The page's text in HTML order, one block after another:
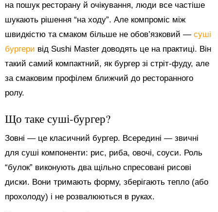
на пошук ресторану й очікування, люди все частіше
шукають рішення “на ходу”. Але компроміс між
швидкістю та смаком більше не обов’язковий — суші
бургери від Sushi Master доводять це на практиці. Він
такий самий компактний, як бургер зі стріт-фуду, але
за смаковим профілем ближчий до ресторанного
ролу.
Що таке суші-бургер?
Зовні — це класичний бургер. Всередині — звичні
для суші компоненти: рис, риба, овочі, соуси. Роль
“булок” виконують два щільно спресовані рисові
диски. Вони тримають форму, зберігають тепло (або
прохолоду) і не розвалюються в руках.